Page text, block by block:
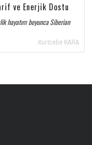
ve Enerjik Dostu
hayatım boyunca Siberian
Kurtcebe KARA